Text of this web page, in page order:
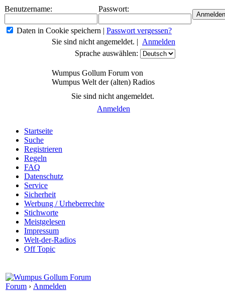
Benutzername: Passwort:
Daten in Cookie speichern | Passwort vergessen?
Sie sind nicht angemeldet. | Anmelden
Sprache auswählen:
Wumpus Gollum Forum von
Wumpus Welt der (alten) Radios
Sie sind nicht angemeldet.
Anmelden
Startseite
Suche
Registrieren
Regeln
FAQ
Datenschutz
Service
Sicherheit
Werbung / Urheberrechte
Stichworte
Meistgelesen
Impressum
Welt-der-Radios
Off Topic
Forum › Anmelden